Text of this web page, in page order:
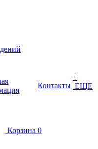
Контакты
+
ЕЩЕ
Корзина 0